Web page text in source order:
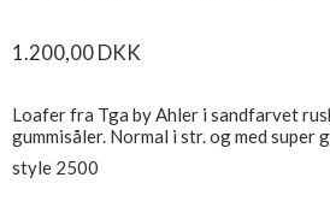
1.200,00 DKK
Loafer fra Tga by Ahler i sandfarvet
gummisåler. Normal i str. og med super
style 2500